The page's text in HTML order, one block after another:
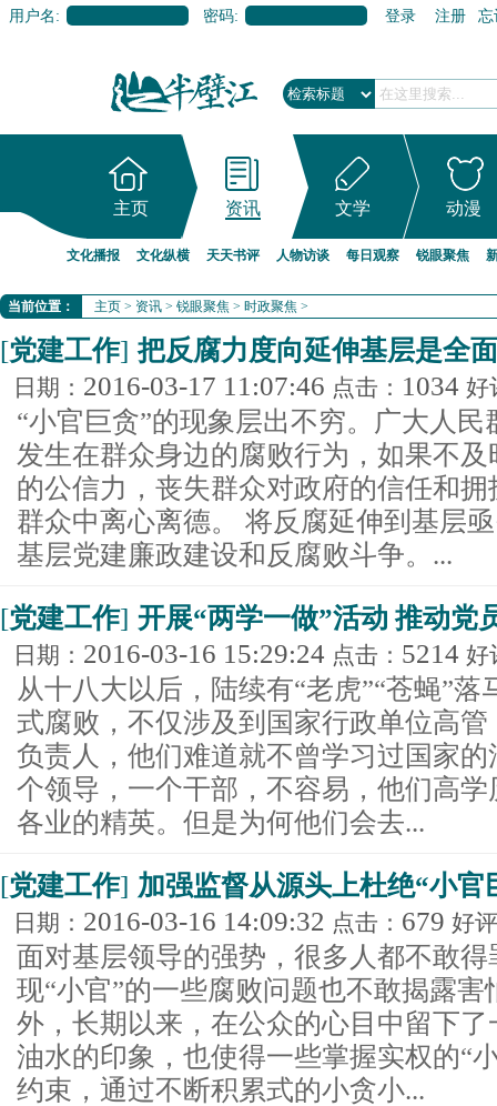
用户名: 密码: 登录 注册 忘
主页 资讯 文学 动漫
文化播报 文化纵横 天天书评 人物访谈 每日观察 锐眼聚焦
当前位置： 主页 > 资讯 > 锐眼聚焦 > 时政聚焦 >
[党建工作] 把反腐力度向延伸基层是全
日期： 2016-03-17 11:07:46 点击： 1034 好
“小官巨贪”的现象层出不穷。广大人
发生在群众身边的腐败行为，如果不
的公信力，丧失群众对政府的信任和
群众中离心离德。 将反腐延伸到基层
基层党建廉政建设和反腐败斗争。...
[党建工作] 开展“两学一做”活动 推动党
日期： 2016-03-16 15:29:24 点击： 5214 好
从十八大以后，陆续有“老虎”“苍蝇”
式腐败，不仅涉及到国家行政单位高
负责人，他们难道就不曾学习过国家
个领导，一个干部，不容易，他们高
各业的精英。但是为何他们会去...
[党建工作] 加强监督从源头上杜绝“小官
日期： 2016-03-16 14:09:32 点击： 679 好
面对基层领导的强势，很多人都不敢得
现“小官”的一些腐败问题也不敢揭露
外，长期以来，在公众的心目中留下了
油水的印象，也使得一些掌握实权的“
约束，通过不断积累式的小贪小...